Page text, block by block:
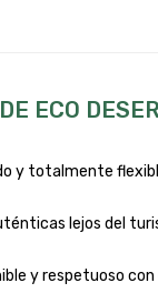
ECO
y totalmente
lejos del
y respetuoso con